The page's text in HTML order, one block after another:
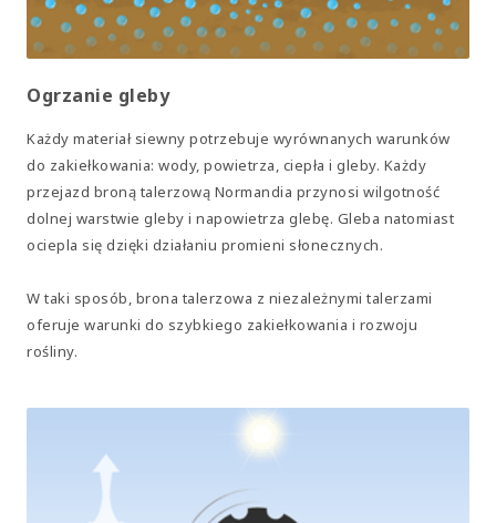
Ogrzanie gleby
Każdy materiał siewny potrzebuje wyrównanych warunków
do zakiełkowania: wody, powietrza, ciepła i gleby. Każdy
przejazd broną talerzową Normandia przynosi wilgotność
dolnej warstwie gleby i napowietrza glebę. Gleba natomiast
ociepla się dzięki działaniu promieni słonecznych.
W taki sposób, brona talerzowa z niezależnymi talerzami
oferuje warunki do szybkiego zakiełkowania i rozwoju
rośliny.